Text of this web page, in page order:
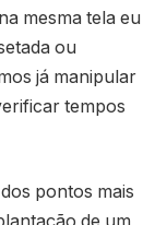
mesma tela eu
ou
já manipular
tempos
pontos mais